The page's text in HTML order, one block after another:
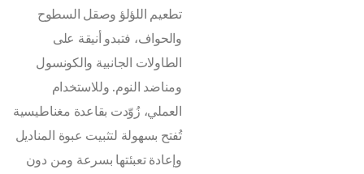
تطعيم اللؤلؤ وصقل السطوح
والحواف، فتبدو أنيقة على
الطاولات الجانبية والكونسول
ومناضد النوم. وللاستخدام
العملي، زُوّدت بقاعدة مغناطيسية
تُفتح بسهولة لتثبيت عبوة المناديل
وإعادة تعبئتها بسرعة ومن دون